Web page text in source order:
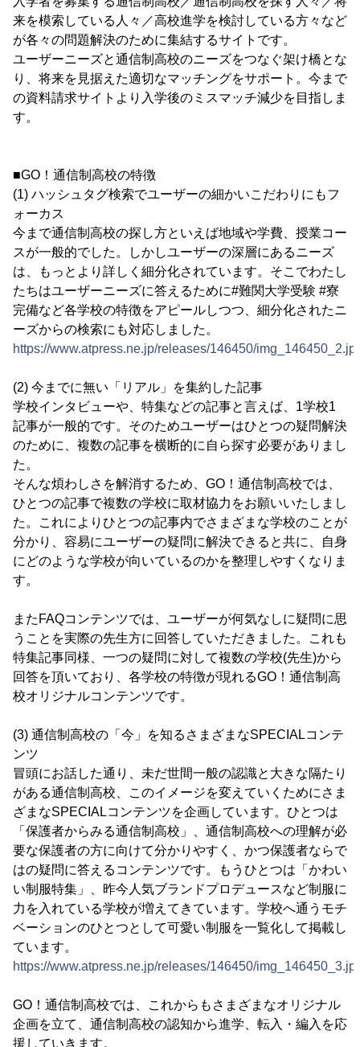
来を模索している人々／高校進学を検討している方々など
が各々の問題解決のために集結するサイトです。
ユーザーニーズと通信制高校のニーズをつなぐ架け橋とな
り、将来を見据えた適切なマッチングをサポート。今まで
の資料請求サイトより入学後のミスマッチ減少を目指しま
す。
■GO！通信制高校の特徴
(1) ハッシュタグ検索でユーザーの細かいこだわりにもフ
ォーカス
今まで通信制高校の探し方といえば地域や学費、授業コー
スが一般的でした。しかしユーザーの深層にあるニーズ
は、もっとより詳しく細分化されています。そこでわたし
たちはユーザーニーズに答えるために#難関大学受験 #寮
完備など各学校の特徴をアピールしつつ、細分化されたニ
ーズからの検索にも対応しました。
https://www.atpress.ne.jp/releases/146450/
(2) 今までに無い「リアル」を集約した記事
学校インタビューや、特集などの記事と言えば、1学校1
記事が一般的です。そのためユーザーはひとつの疑問解決
のために、複数の記事を横断的に自ら探す必要がありまし
た。
そんな煩わしさを解消するため、GO！通信制高校では、
ひとつの記事で複数の学校に取材協力をお願いいたしまし
た。これによりひとつの記事内でさまざまな学校のことが
分かり、容易にユーザーの疑問に解決できると共に、自身
にどのような学校が向いているのかを整理しやすくなりま
す。
またFAQコンテンツでは、ユーザーが何気なしに疑問に思
うことを実際の先生方に回答していただきました。これも
特集記事同様、一つの疑問に対して複数の学校(先生)から
回答を頂いており、各学校の特徴が現れるGO！通信制高
校オリジナルコンテンツです。
(3) 通信制高校の「今」を知るさまざまなSPECIALコンテ
ンツ
冒頭にお話した通り、未だ世間一般の認識と大きな隔たり
がある通信制高校、このイメージを変えていくためにさま
ざまなSPECIALコンテンツを企画しています。ひとつは
「保護者からみる通信制高校」、通信制高校への理解が必
要な保護者の方に向けて分かりやすく、かつ保護者ならで
はの疑問に答えるコンテンツです。もうひとつは「かわい
い制服特集」、昨今人気ブランドプロデュースなど制服に
力を入れている学校が増えてきています。学校へ通うモチ
ベーションのひとつとして可愛い制服を一覧化して掲載し
ています。
https://www.atpress.ne.jp/releases/146450/
GO！通信制高校では、これからもさまざまなオリジナル
企画を立て、通信制高校の認知から進学、転入・編入を応
援していきます。